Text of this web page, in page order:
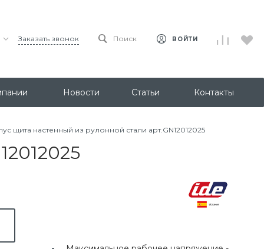
Заказать звонок Поиск ВОЙТИ
Новости Статьи Контакты
щита настенный из рулонной стали арт.GN12012025